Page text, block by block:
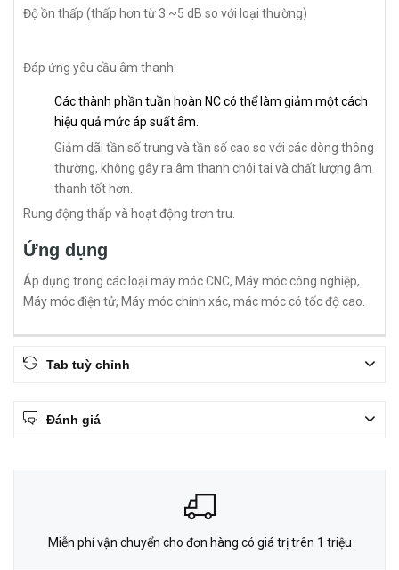
Độ ồn thấp (thấp hơn từ 3 ~5 dB so với loại thường)
Đáp ứng yêu cầu âm thanh:
Các thành phần tuần hoàn NC có thể làm giảm một cách
hiệu quả mức áp suất âm.
Giảm dãi tần số trung và tần số cao so với các dòng thông
thường, không gây ra âm thanh chói tai và chất lượng âm
thanh tốt hơn.
Rung động thấp và hoạt động trơn tru.
Ứng dụng
Áp dụng trong các loại máy móc CNC, Máy móc công nghiệp,
Máy móc điện tử, Máy móc chính xác, mác móc có tốc độ cao.
Tab tuỳ chỉnh
Đánh giá
Miễn phí vận chuyển cho đơn hàng có giá trị trên 1 triệu